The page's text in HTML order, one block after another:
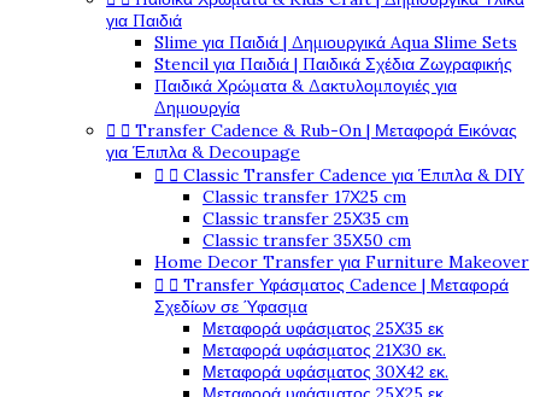
για Παιδιά
Slime για Παιδιά | Δημιουργικά Aqua Slime Sets
Stencil για Παιδιά | Παιδικά Σχέδια Ζωγραφικής
Παιδικά Χρώματα & Δακτυλομπογιές για
Δημιουργία
  Transfer Cadence & Rub-On | Μεταφορά Εικόνας
για Έπιπλα & Decoupage
  Classic Transfer Cadence για Έπιπλα & DIY
Classic transfer 17Χ25 cm
Classic transfer 25Χ35 cm
Classic transfer 35Χ50 cm
Home Decor Transfer για Furniture Makeover
  Transfer Υφάσματος Cadence | Μεταφορά
Σχεδίων σε Ύφασμα
Μεταφορά υφάσματος 25Χ35 εκ
Μεταφορά υφάσματος 21Χ30 εκ.
Μεταφορά υφάσματος 30Χ42 εκ.